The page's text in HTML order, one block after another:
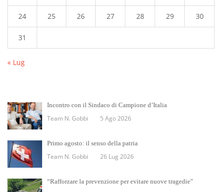
24 25 26 27 28 29 30
31
« Lug
Incontro con il Sindaco di Campione d’Italia
Team N. Gobbi 5 Ago 2026
Primo agosto: il senso della patria
Team N. Gobbi 26 Lug 2026
“Rafforzare la prevenzione per evitare nuove tragedie”